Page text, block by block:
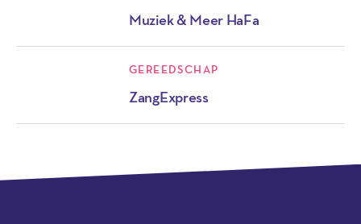
Muziek & Meer HaFa
GEREEDSCHAP
ZangExpress